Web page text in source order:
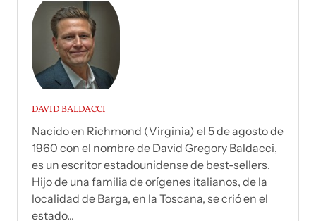
DAVID BALDACCI
Nacido en Richmond (Virginia) el 5 de agosto de
1960 con el nombre de David Gregory Baldacci,
es un escritor estadounidense de best-sellers.
Hijo de una familia de orígenes italianos, de la
localidad de Barga, en la Toscana, se crió en el
estado...